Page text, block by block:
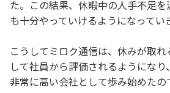
た。この結果、休暇中の人手不足
も十分やっていけるようになってい
こうしてミロク通信は、休みが取
して社員から評価されるようにな
非常に高い会社として歩み始めたの